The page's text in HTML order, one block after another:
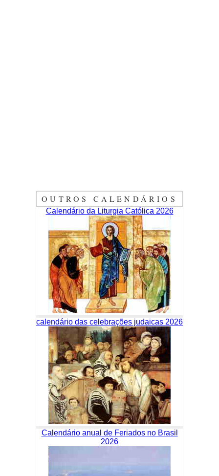
OUTROS CALENDÁRIOS
Calendário da Liturgia Católica 2026
calendário das celebrações judaicas 2026
Calendário anual de Feriados no Brasil
2026